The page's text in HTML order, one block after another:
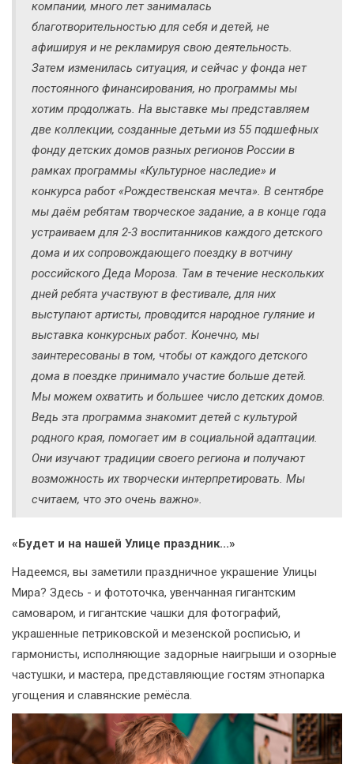
компании, много лет занималась
благотворительностью для себя и детей, не
афишируя и не рекламируя свою деятельность.
Затем изменилась ситуация, и сейчас у фонда нет
постоянного финансирования, но программы мы
хотим продолжать. На выставке мы представляем
две коллекции, созданные детьми из 55 подшефных
фонду детских домов разных регионов России в
рамках программы «Культурное наследие» и
конкурса работ «Рождественская мечта». В сентябре
мы даём ребятам творческое задание, а в конце года
устраиваем для 2-3 воспитанников каждого детского
дома и их сопровождающего поездку в вотчину
российского Деда Мороза. Там в течение нескольких
дней ребята участвуют в фестивале, для них
выступают артисты, проводится народное гуляние и
выставка конкурсных работ. Конечно, мы
заинтересованы в том, чтобы от каждого детского
дома в поездке принимало участие больше детей.
Мы можем охватить и большее число детских домов.
Ведь эта программа знакомит детей с культурой
родного края, помогает им в социальной адаптации.
Они изучают традиции своего региона и получают
возможность их творчески интерпретировать. Мы
считаем, что это очень важно».
«Будет и на нашей Улице праздник...»
Надеемся, вы заметили праздничное украшение Улицы
Мира? Здесь - и фототочка, увенчанная гигантским
самоваром, и гигантские чашки для фотографий,
украшенные петриковской и мезенской росписью, и
гармонисты, исполняющие задорные наигрыши и озорные
частушки, и мастера, представляющие гостям этнопарка
угощения и славянские ремёсла.